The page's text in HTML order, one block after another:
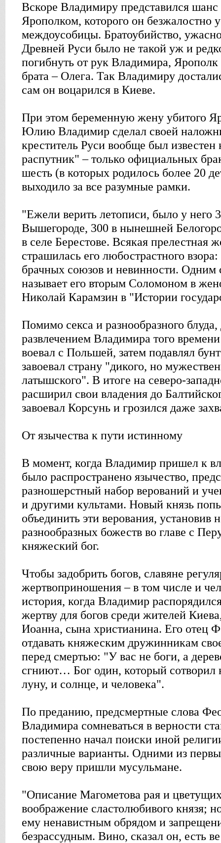
Вскоре Владимиру представился
Ярополком, которого он безжалостно
междоусобицы. Братоубийство,
Древней Руси было не такой уж и
погибнуть от рук Владимира, Ярополк
брата – Олега. Так Владимиру
сам он воцарился в Киеве.
При этом беременную жену убитого
Юлию Владимир сделал своей
креститель Руси вообще был известен
распутник" – только официальных
шесть (в которых родилось более 20
выходило за все разумные рамки.
"Ежели верить летописи, было у него
Вышегороде, 300 в нынешней
в селе Берестове. Всякая прелестная
страшилась его любострастного
брачных союзов и невинности. Одним
называет его вторым Соломоном в
Николай Карамзин в "Истории
Помимо секса и разнообразного
развлечением Владимира того
воевал с Польшей, затем подавлял
завоевал страну "дикого, но
латышского". В итоге на северо-
расширил свои владения до
завоевал Корсунь и грозился даже
От язычества к пути истинному
В момент, когда Владимир пришел к
было распространено язычество,
разношерстный набор верований и
и другими культами. Новый князь
объединить эти верования, установив
разнообразных божеств во главе с
княжеский бог.
Чтобы задобрить богов, славяне
жертвоприношения – в том числе и
история, когда Владимир
жертву для богов среди жителей
Иоанна, сына христианина. Его отец
отдавать княжеским дружинникам
перед смертью: "У вас не боги, а
сгниют… Бог один, который сотворил
луну, и солнце, и человека".
По преданию, предсмертные слова
Владимира сомневаться в верности
постепенно начал поиски иной
различные варианты. Одними из
свою веру пришли мусульмане.
"Описание Магометова рая и
воображение сластолюбивого князя;
ему ненавистным обрядом и
безрассудным. Вино, сказал он, есть